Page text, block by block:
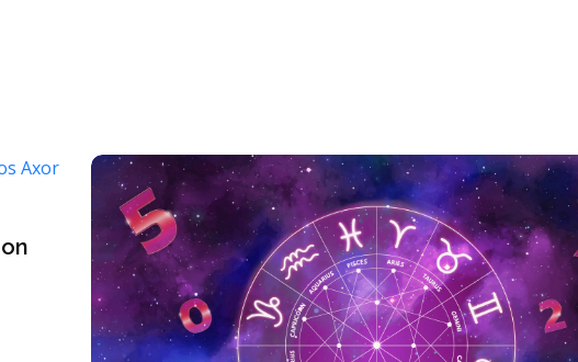
Leapmotor B10, el
eléctrico más